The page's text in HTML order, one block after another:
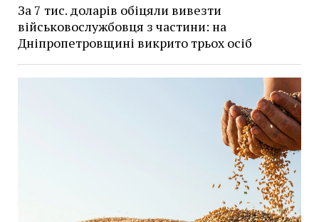
За 7 тис. доларів обіцяли вивезти
військовослужбовця з частини: на
Дніпропетровщині викрито трьох осіб